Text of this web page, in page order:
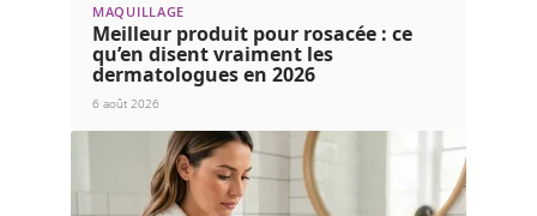
MAQUILLAGE
Meilleur produit pour rosacée : ce
qu’en disent vraiment les
dermatologues en 2026
6 août 2026